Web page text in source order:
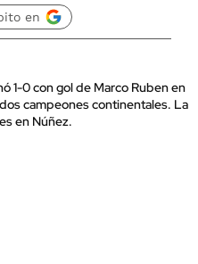
en
1-0 con gol de Marco Ruben en
campeones continentales. La
en Núñez.